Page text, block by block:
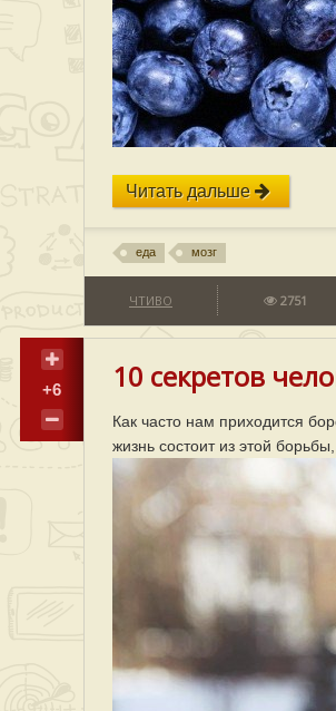
Читать дальше
еда мозг
ЧТИВО 2751
+6 10 секретов
Как часто нам приходится
жизнь состоит из этой